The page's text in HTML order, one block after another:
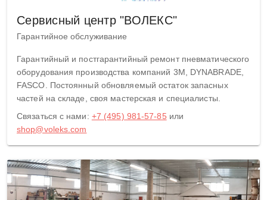
Сервисный центр "ВОЛЕКС"
Гарантийное обслуживание
Гарантийный и постгарантийный ремонт пневматического
оборудования производства компаний 3M, DYNABRADE,
FASCO. Постоянный обновляемый остаток запасных
частей на складе, своя мастерская и специалисты.
Связаться с нами: +7 (495) 981-57-85 или
shop@voleks.com